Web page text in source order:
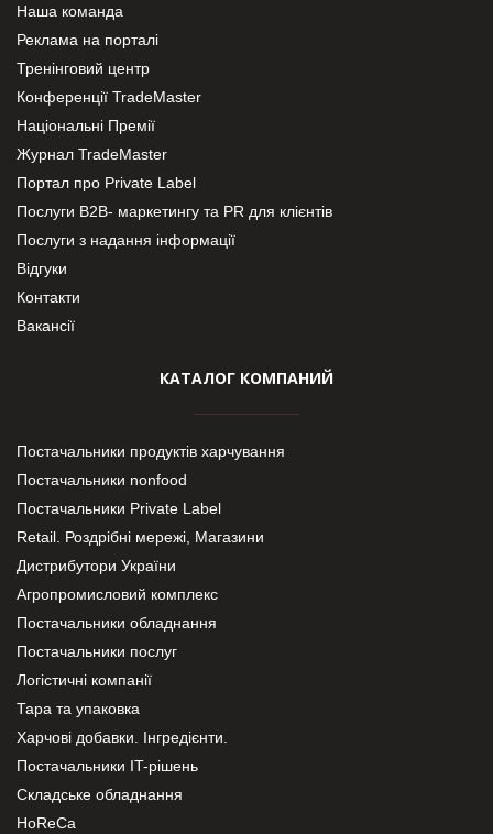
Наша команда
Реклама на порталі
Тренінговий центр
Конференції TradeMaster
Національні Премії
Журнал TradeMaster
Портал про Private Label
Послуги В2В- маркетингу та PR для клієнтів
Послуги з надання інформації
Відгуки
Контакти
Вакансії
КАТАЛОГ КОМПАНИЙ
Постачальники продуктів харчування
Постачальники nonfood
Постачальники Private Label
Retail. Роздрібні мережі, Магазини
Дистрибутори України
Агропромисловий комплекс
Постачальники обладнання
Постачальники послуг
Логістичні компанії
Тара та упаковка
Харчові добавки. Інгредієнти.
Постачальники IT-рішень
Складське обладнання
HoReCa